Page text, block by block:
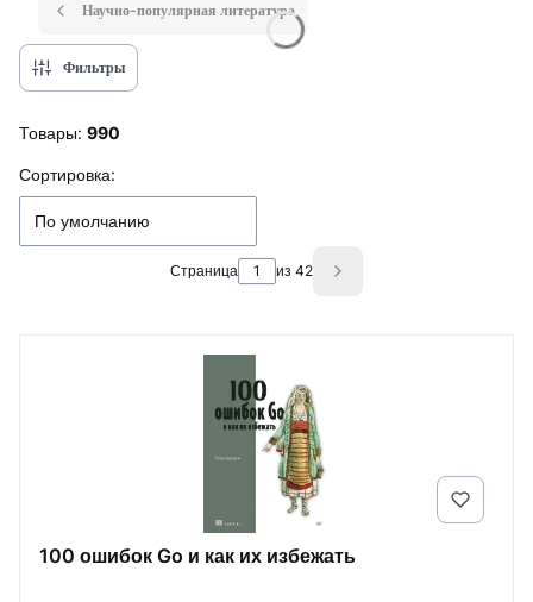
Научно-популярная литература
Фильтры
Товары: 990
Список товаров
Сортировка:
По умолчанию
Страница из 42 Next products
100 ошибок Go и как их избежать